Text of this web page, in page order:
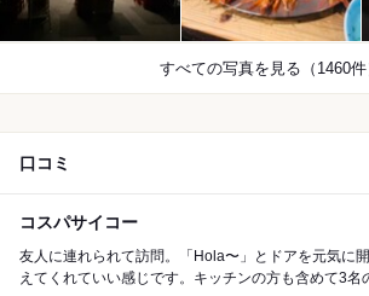
すべての写真を見る（1460件
口コミ
コスパサイコー
友人に連れられて訪問。「Hola〜」とドアを元気に
えてくれていい感じです。キッチンの方も含めて3名